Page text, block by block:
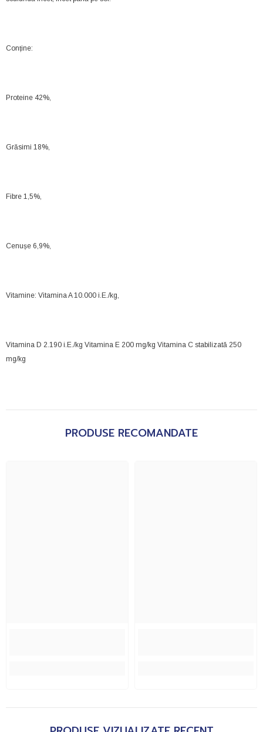
Conține:
Proteine 42%,
Grăsimi 18%,
Fibre 1,5%,
Cenușe 6,9%,
Vitamine: Vitamina A 10.000 i.E./kg,
Vitamina D 2.190 i.E./kg Vitamina E 200 mg/kg Vitamina C stabilizată 250
mg/kg
PRODUSE RECOMANDATE